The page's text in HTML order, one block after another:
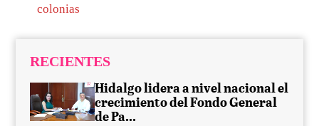
colonias
RECIENTES
Hidalgo lidera a nivel nacional el
crecimiento del Fondo General
de Pa...